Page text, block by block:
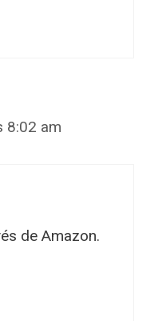
8:02 am
de Amazon.